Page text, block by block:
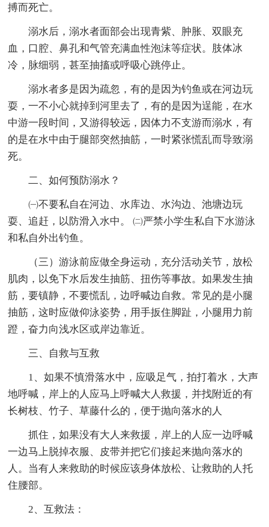
搏而死亡。
溺水后，溺水者面部会出现青紫、肿胀、双眼充
血，口腔、鼻孔和气管充满血性泡沫等症状。肢体冰
冷，脉细弱，甚至抽搐或呼吸心跳停止。
溺水者多是因为疏忽，有的是因为钓鱼或在河边玩
耍，一不小心就掉到河里去了，有的是因为逞能，在水
中游一段时间，又游得较远，因体力不支游而溺水，有
的是在水中由于腿部突然抽筋，一时紧张慌乱而导致溺
死。
二、如何预防溺水？
㈠不要私自在河边、水库边、水沟边、池塘边玩
耍、追赶，以防滑入水中。 ㈡严禁小学生私自下水游泳
和私自外出钓鱼。
（三）游泳前应做全身运动，充分活动关节，放松
肌肉，以免下水后发生抽筋、扭伤等事故。如果发生抽
筋，要镇静，不要慌乱，边呼喊边自救。常见的是小腿
抽筋，这时应做仰泳姿势，用手扳住脚趾，小腿用力前
蹬，奋力向浅水区或岸边靠近。
三、自救与互救
1、如果不慎滑落水中，应吸足气，拍打着水，大声
地呼喊，岸上的人应马上呼喊大人救援，并找附近的有
长树枝、竹子、草藤什么的，便于抛向落水的人
抓住，如果没有大人来救援，岸上的人应一边呼喊
一边马上脱掉衣服、皮带并把它们接起来抛向落水的
人。当有人来救助的时候应该身体放松、让救助的人托
住腰部。
2、互救法：